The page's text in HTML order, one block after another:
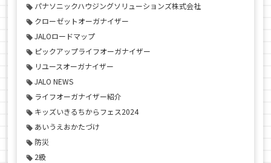
パナソニックハウジングソリューションズ株式会社
クローゼットオーガナイザー
JALOロードマップ
ピックアップライフオーガナイザー
リユースオーガナイザー
JALO NEWS
ライフオーガナイザー紹介
キッズいきるちからフェス2024
あいうえおかたづけ
防災
2級